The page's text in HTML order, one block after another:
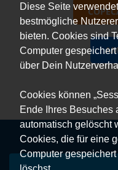
Diese Seite
bestmögliche
bieten. Cookies sind
Computer
über Dein
Cookies können
Ende Ihres Besuches
automatisch gelöscht
Cookies, die für eine
Computer